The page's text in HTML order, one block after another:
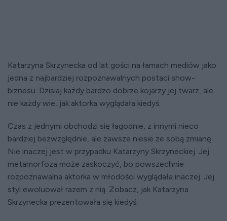
Katarzyna Skrzynecka od lat gości na łamach mediów jako
jedna z najbardziej rozpoznawalnych postaci show-
biznesu. Dzisiaj każdy bardzo dobrze kojarzy jej twarz, ale
nie każdy wie, jak aktorka wyglądała kiedyś.
Czas z jednymi obchodzi się łagodnie, z innymi nieco
bardziej bezwzględnie, ale zawsze niesie ze sobą zmianę.
Nie inaczej jest w przypadku Katarzyny Skrzyneckiej. Jej
metamorfoza może zaskoczyć, bo powszechnie
rozpoznawalna aktorka w młodości wyglądała inaczej. Jej
styl ewoluował razem z nią. Zobacz, jak Katarzyna
Skrzynecka prezentowała się kiedyś.